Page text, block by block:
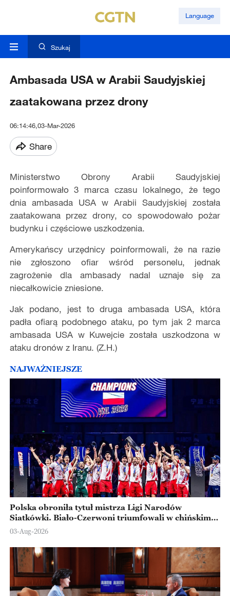
Language
Szukaj
Ambasada USA w Arabii Saudyjskiej
zaatakowana przez drony
06:14:46,03-Mar-2026
Share
Ministerstwo Obrony Arabii Saudyjskiej
poinformowało 3 marca czasu lokalnego, że tego
dnia ambasada USA w Arabii Saudyjskiej została
zaatakowana przez drony, co spowodowało pożar
budynku i częściowe uszkodzenia.
Amerykańscy urzędnicy poinformowali, że na razie
nie zgłoszono ofiar wśród personelu, jednak
zagrożenie dla ambasady nadal uznaje się za
niecałkowicie zniesione.
Jak podano, jest to druga ambasada USA, która
padła ofiarą podobnego ataku, po tym jak 2 marca
ambasada USA w Kuwejcie została uszkodzona w
ataku dronów z Iranu. (Z.H.)
NAJWAŻNIEJSZE
Polska obroniła tytuł mistrza Ligi Narodów
Siatkówki. Biało-Czerwoni triumfowali w chińskim
Ningbo
03-Aug-2026